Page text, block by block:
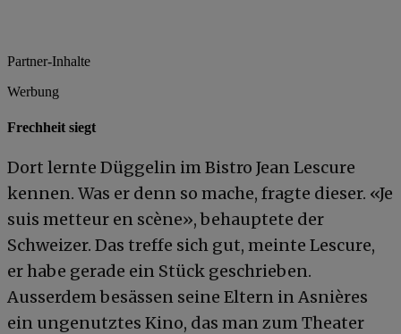
Partner-Inhalte
Werbung
Frechheit siegt
Dort lernte Düggelin im Bistro Jean Lescure
kennen. Was er denn so mache, fragte dieser. «Je
suis metteur en scène», behauptete der
Schweizer. Das treffe sich gut, meinte Lescure,
er habe gerade ein Stück geschrieben.
Ausserdem besässen seine Eltern in Asnières
ein ungenutztes Kino, das man zum Theater